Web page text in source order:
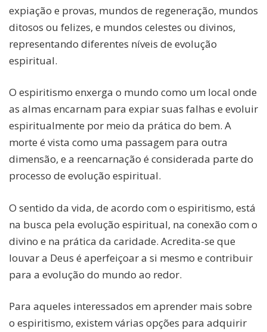
expiação e provas, mundos de regeneração, mundos
ditosos ou felizes, e mundos celestes ou divinos,
representando diferentes níveis de evolução
espiritual.
O espiritismo enxerga o mundo como um local onde
as almas encarnam para expiar suas falhas e evoluir
espiritualmente por meio da prática do bem. A
morte é vista como uma passagem para outra
dimensão, e a reencarnação é considerada parte do
processo de evolução espiritual.
O sentido da vida, de acordo com o espiritismo, está
na busca pela evolução espiritual, na conexão com o
divino e na prática da caridade. Acredita-se que
louvar a Deus é aperfeiçoar a si mesmo e contribuir
para a evolução do mundo ao redor.
Para aqueles interessados em aprender mais sobre
o espiritismo, existem várias opções para adquirir